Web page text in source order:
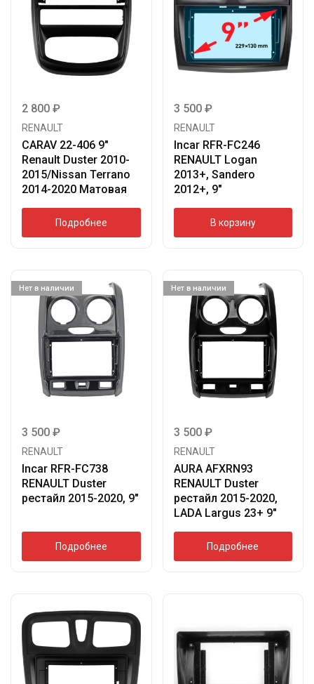
2 800 ₽
RENAULT
CARAV 22-406 9″
Renault Duster 2010-
2015/Nissan Terrano
2014-2020 Матовая
Подробнее
3 500 ₽
RENAULT
Incar RFR-FC246
RENAULT Logan
2013+, Sandero
2012+, 9″
В корзину
Нет в наличии
3 500 ₽
RENAULT
Incar RFR-FC738
RENAULT Duster
рестайл 2015-2020, 9″
Подробнее
Нет в наличии
3 500 ₽
RENAULT
AURA AFXRN93
RENAULT Duster
рестайл 2015-2020,
LADA Largus 23+ 9″
Подробнее